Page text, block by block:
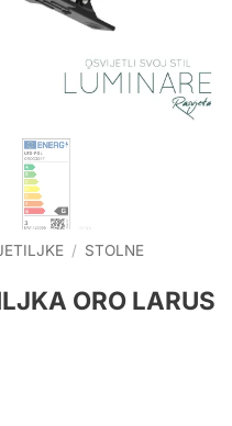
/ STOLNE
ORO LARUS